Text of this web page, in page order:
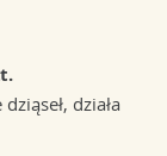
działa